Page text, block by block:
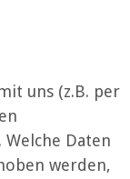
uns (z.B. per
Daten
werden,